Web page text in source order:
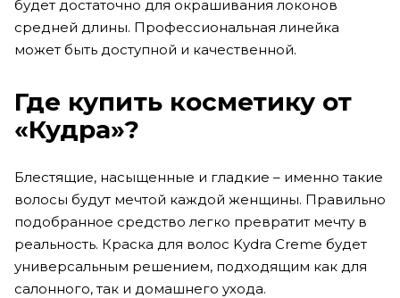
будет достаточно для окрашивания локонов
средней длины. Профессиональная линейка
может быть доступной и качественной.
Где купить косметику от
«Кудра»?
Блестящие, насыщенные и гладкие – именно такие
волосы будут мечтой каждой женщины. Правильно
подобранное средство легко превратит мечту в
реальность. Краска для волос Kydra Creme будет
универсальным решением, подходящим как для
салонного, так и домашнего ухода.